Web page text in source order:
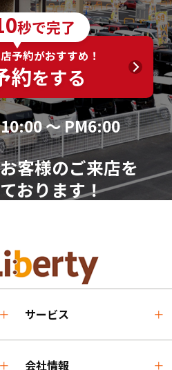
秒で完了
予約がおすすめ！
約をする
～ PM6:00
客様のご来店を
おります！
サービス
会社情報